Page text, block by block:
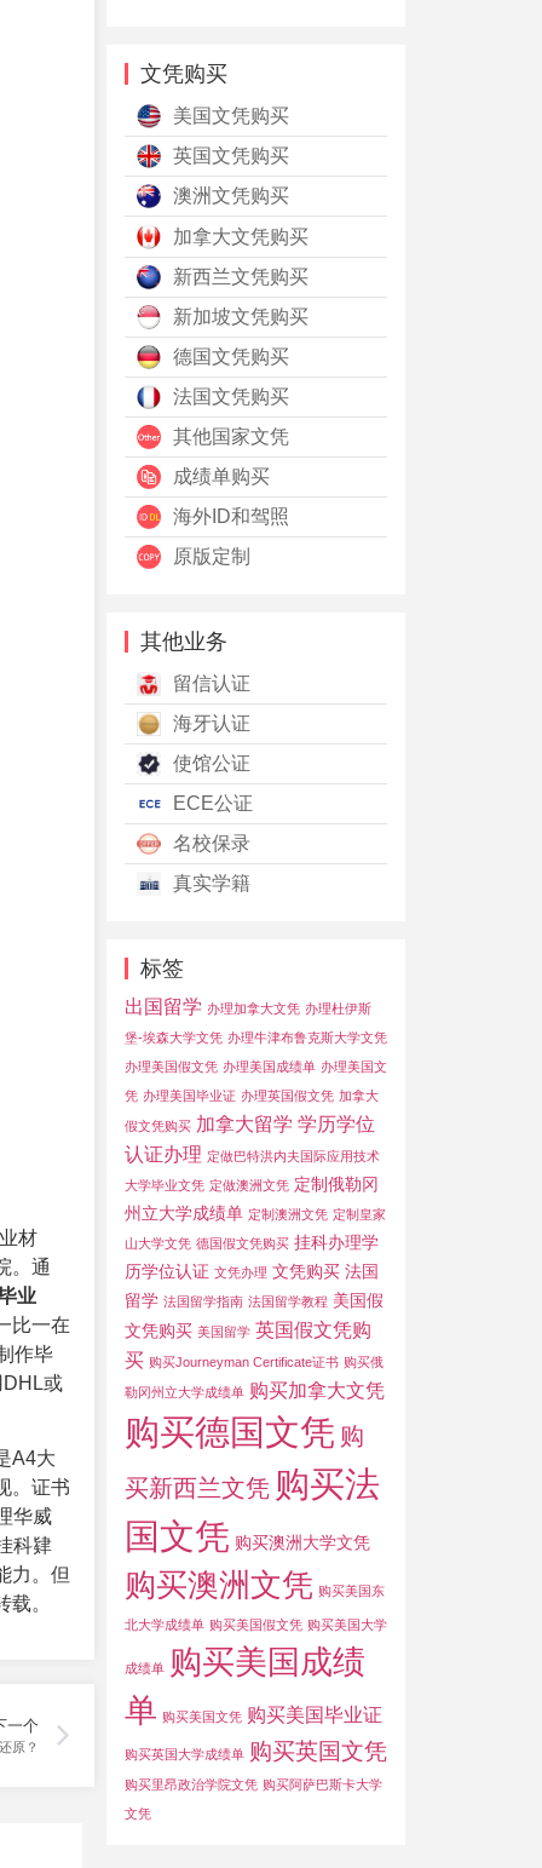
材
。通
业
比一在
作毕
DHL或
A4大
。证书
华威
科肄
力。但
。
一个
原？
文凭购买
美国文凭购买
英国文凭购买
澳洲文凭购买
加拿大文凭购买
新西兰文凭购买
新加坡文凭购买
德国文凭购买
法国文凭购买
其他国家文凭
成绩单购买
海外ID和驾照
原版定制
其他业务
留信认证
海牙认证
使馆公证
ECE公证
名校保录
真实学籍
标签
出国留学 办理加拿大文凭 办理杜伊斯
堡-埃森大学文凭 办理牛津布鲁克斯大学文凭
办理美国假文凭 办理美国成绩单 办理美国文
凭 办理美国毕业证 办理英国假文凭 加拿大
假文凭购买 加拿大留学 学历学位
认证办理 定做巴特洪内夫国际应用技术
大学毕业文凭 定做澳洲文凭 定制俄勒冈
州立大学成绩单 定制澳洲文凭 定制皇家
山大学文凭 德国假文凭购买 挂科办理学
历学位认证 文凭办理 文凭购买 法国
留学 法国留学指南 法国留学教程 美国假
文凭购买 美国留学 英国假文凭购
买 购买Journeyman Certificate证书 购买俄
勒冈州立大学成绩单 购买加拿大文凭
购买德国文凭 购
买新西兰文凭 购买法
国文凭 购买澳洲大学文凭
购买澳洲文凭 购买美国东
北大学成绩单 购买美国假文凭 购买美国大学
成绩单 购买美国成绩
单 购买美国文凭 购买美国毕业证
购买英国大学成绩单 购买英国文凭
购买里昂政治学院文凭 购买阿萨巴斯卡大学
文凭